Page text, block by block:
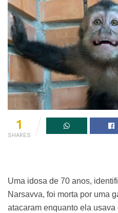
1
SHARES
Uma idosa de 70 anos,
Narsavva, foi morta por uma
atacaram enquanto ela